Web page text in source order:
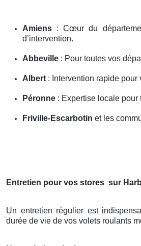
Amiens : Cœur du
d’intervention.
Abbeville : Pour toutes vos
Albert : Intervention rapide pour
Péronne : Expertise locale pour
Friville-Escarbotin et les
Entretien pour vos stores sur
Un entretien régulier est
durée de vie de vos volets roulants